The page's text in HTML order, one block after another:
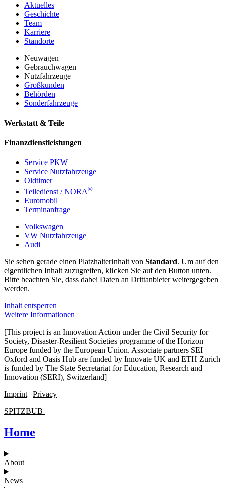
Aktuelles
Geschichte
Team
Karriere
Standorte
Neuwagen
Gebrauchwagen
Nutzfahrzeuge
Großkunden
Behörden
Sonderfahrzeuge
Werkstatt & Teile
Finanzdienstleistungen
Service PKW
Service Nutzfahrzeuge
Oldtimer
Teiledienst / NORA®
Euromobil
Terminanfrage
Volkswagen
VW Nutzfahrzeuge
Audi
Sie sehen gerade einen Platzhalterinhalt von Standard. Um auf den
eigentlichen Inhalt zuzugreifen, klicken Sie auf den Button unten.
Bitte beachten Sie, dass dabei Daten an Drittanbieter weitergegeben
werden.
Inhalt entsperren
Weitere Informationen
[This project is an Innovation Action under the Civil Security for
Society, Disaster-Resilient Societies programme of the Horizon
Europe funded by the European Union. Associate partners SEI
Oxford and Oasis Hub are funded by Innovate UK and ETH Zurich
is funded by The State Secretariat for Education, Research and
Innovation (SERI), Switzerland]
Imprint | Privacy
SPITZBUB
Home
About
News